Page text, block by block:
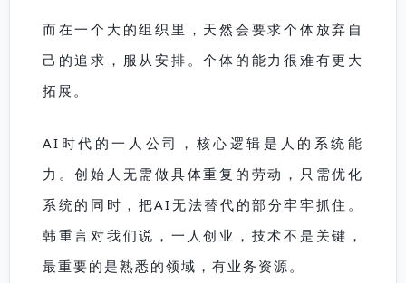
而在一个大的组织里，天然会要求个体放弃自
己的追求，服从安排。个体的能力很难有更大
拓展。
AI时代的一人公司，核心逻辑是人的系统能
力。创始人无需做具体重复的劳动，只需优化
系统的同时，把AI无法替代的部分牢牢抓住。
韩重言对我们说，一人创业，技术不是关键，
最重要的是熟悉的领域，有业务资源。